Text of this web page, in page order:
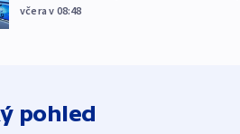
včera v 08:48
pohled